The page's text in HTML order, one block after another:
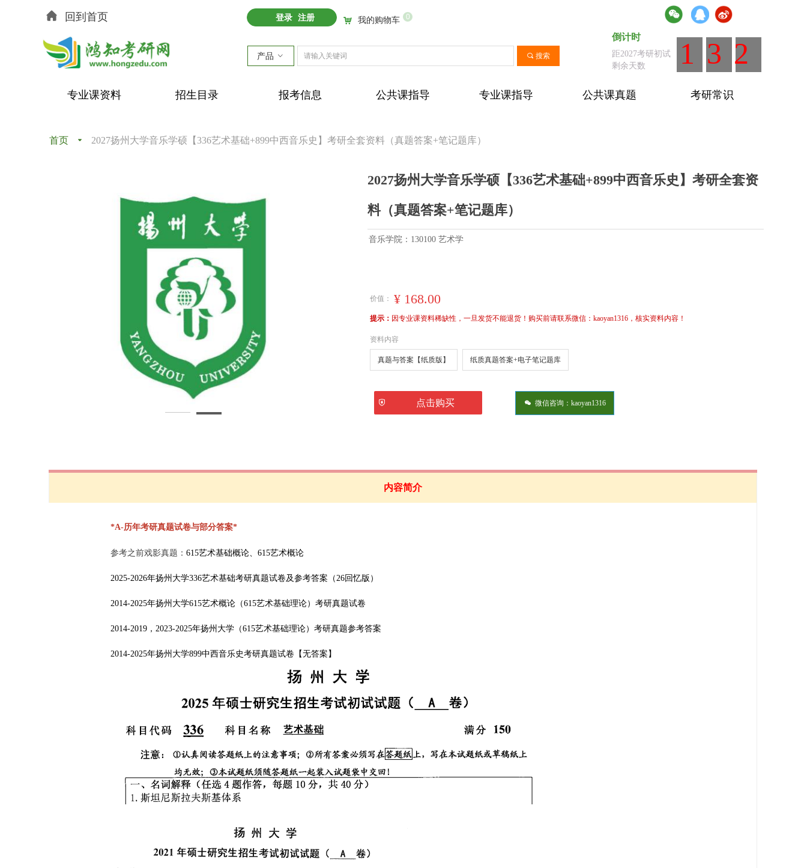
登录 注册
끠 搜索
产品 ꀁ
回到首页
倒计时：距离全国统考剩余天数
倒计时
距2027考研初试
剩余天数
132
专业课资料 招生目录 报考信息 公共课指导 专业课指导 公共课真题 考研常识
낙 我的购物车 0
首页 끙 2027扬州大学音乐学硕【336艺术基础+899中西音乐史】考研全套资料（真题答案+笔记题库）
2027扬州大学音乐学硕【336艺术基础+899中西音乐史】考研全套资
料（真题答案+笔记题库）
内容简介
*A-历年考研真题试卷与部分答案*
参考之前戏影真题： 615艺术基础概论、615艺术概论
2025-2026年扬州大学336艺术基础考研真题试卷及参考答案（26回忆版）
2014-2025年扬州大学615艺术概论（615艺术基础理论）考研真题试卷
2014-2019，2023-2025年扬州大学（615艺术基础理论）考研真题参考答案
2014-2025年扬州大学899中西音乐史考研真题试卷【无答案】
价值： ¥ 168.00
ꅅ 点击购买
资料内容
真题与答案【纸质版】 纸质真题答案+电子笔记题库
音乐学院：130100 艺术学
너 微信咨询：kaoyan1316
提示： 因专业课资料稀缺性，一旦发货不能退货！购买前请联系微信：kaoyan1316，核实资料内容！